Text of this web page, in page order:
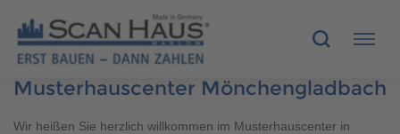
Musterhauscenter Mönchengladbach
Wir heißen Sie herzlich willkommen im Musterhauscenter in